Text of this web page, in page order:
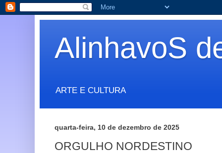
AlinhavoS
ARTE E CULTURA
quarta-feira, 10 de dezembro de 2025
ORGULHO NORDESTINO